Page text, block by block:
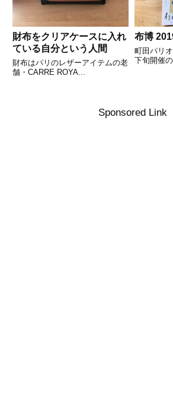
財布をクリアケースに入れ
ている自分という人間
財布はパリのレザーアイテムの老
舗・CARRE ROYA...
町田パリ
下旬開催
Sponsored Link